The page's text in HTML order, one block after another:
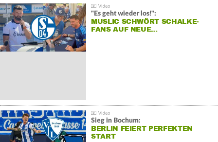
"Es geht wieder los!":
MUSLIC SCHWÖRT SCHALKE-
FANS AUF NEUE…
Sieg in Bochum:
BERLIN FEIERT PERFEKTEN
START